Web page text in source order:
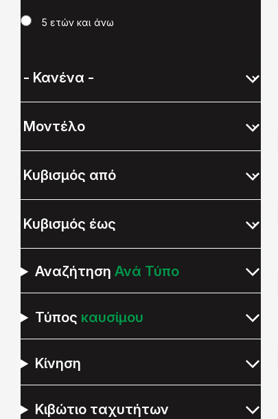
5 ετών και άνω
ΑναζήτησηΑνά Τύπο
Τύπος καυσίμου
Κίνηση
Κιβώτιο ταχυτήτων